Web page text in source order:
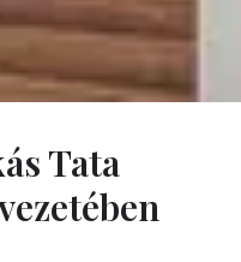
Reszen
Tata